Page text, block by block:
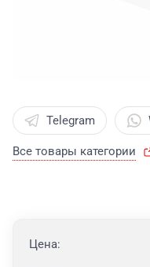
Telegram
Все товары категории
Цена: